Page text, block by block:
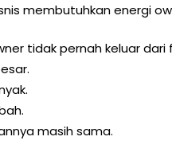
membutuhkan energi
tidak pernah keluar
masih sama.